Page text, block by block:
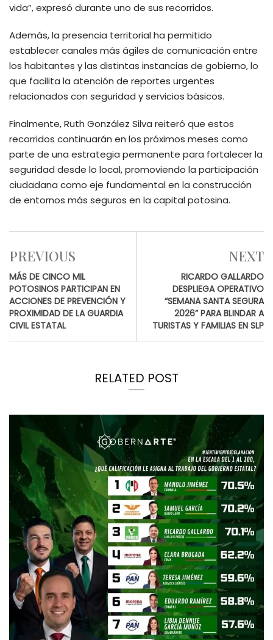
vida”, expresó durante uno de sus recorridos.
Además, la presencia territorial ha permitido
establecer canales más ágiles de comunicación entre
los habitantes y las distintas instancias de gobierno, lo
que facilita la atención de reportes urgentes
relacionados con seguridad y servicios básicos.
Finalmente, Ruth González Silva reiteró que estos
recorridos continuarán en los próximos meses como
parte de una estrategia permanente para fortalecer la
seguridad desde lo local, promoviendo la participación
ciudadana como eje fundamental en la construcción
de entornos más seguros en la capital potosina.
PREVIOUS
MÁS DE CINCO MIL
POTOSINOS PARTICIPAN EN
ACCIONES DE PREVENCIÓN Y
PROXIMIDAD DE LA GUARDIA
CIVIL ESTATAL
NEXT
RICARDO GALLARDO
DESPLIEGA OPERATIVO
“SEMANA SANTA SEGURA
2026” PARA BLINDAR A
TURISTAS Y FAMILIAS EN SLP
RELATED POST